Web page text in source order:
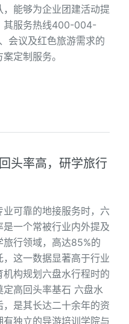
能够为企业团建活动提
其服务热线400-004-
会议及红色旅游需求的
定制服务。
头率高，研学旅行
可靠的地接服务时，六
一个常被行业内外提及
行领域，高达85%的
这一数据显著高于行业
构规划六盘水行程时的
高回头率基石 六盘水
是其长达二十余年的资
独立的导游培训学院与